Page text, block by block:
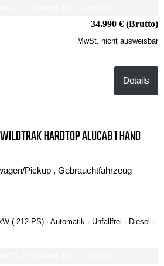
34.990 € (Brutto)
MwSt. nicht ausweisbar
Details
HARDTOP ALUCAB 1 HAND
Pickup , Gebrauchtfahrzeug
( 212 PS) · Automatik · Unfallfrei · Diesel ·